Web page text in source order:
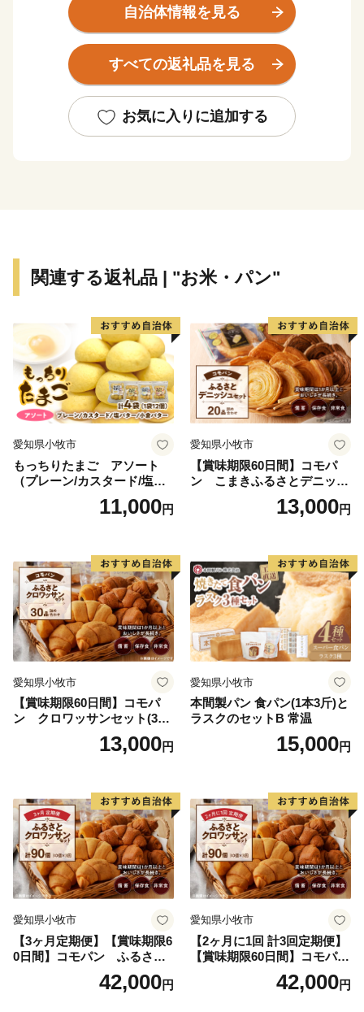
市の中心には開湯から1300年経つ武雄温泉がありま
す。武雄温泉には日本銀行や東京駅等の設計を行った辰
野金吾設計の楼門があり
国の重要文化財に指定されています。
然記念物に指定されており恵まれた自然環境がありま
自治体情報を見る
すべての返礼品を見る
お気に入りに追加する
関連する返礼品 | "お米・パン"
愛知県小牧市
もっちりたまご アソート
（プレーン/カスタード/塩バ
ター/小倉バター）11,000円
愛知県小牧市
【賞味期限60日間】コモパ
ン こまきふるさとデニッシ
ュセット（20個入り）／災害
用備蓄 保存食 非常食 防災グ
13,000円
愛知県小牧市
【賞味期限60日間】コモパ
ン クロワッサンセット(30
個入り)／災害用備蓄 保存食
非常食 防災グッズにも
13,000円
愛知県小牧市
本間製パン 食パン(1本3斤)と
ラスクのセットB 常温
15,000円
愛知県小牧市
【3ヶ月定期便】【賞味期限6
0日間】コモパン ふるさと
クロワッサンセット（計90
個）／災害用備蓄 保存食 非
42,000円
愛知県小牧市
【2ヶ月に1回 計3回定期便】
【賞味期限60日間】コモパ
ン ふるさとクロワッサンセ
ット（計90個）／災害用備蓄
42,000円